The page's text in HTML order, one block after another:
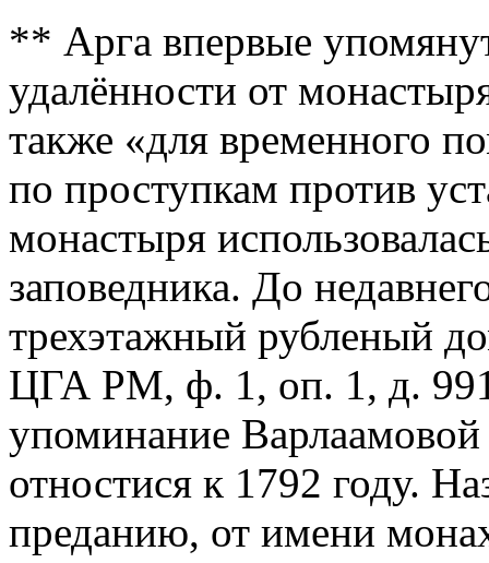
** Арга впервые
удалённости от
также «для временного
по проступкам против
монастыря
заповедника. До
трехэтажный рубленый
ЦГА РМ, ф. 1, оп. 1, д.
упоминание
отностися к 1792 году.
преданию, от имени